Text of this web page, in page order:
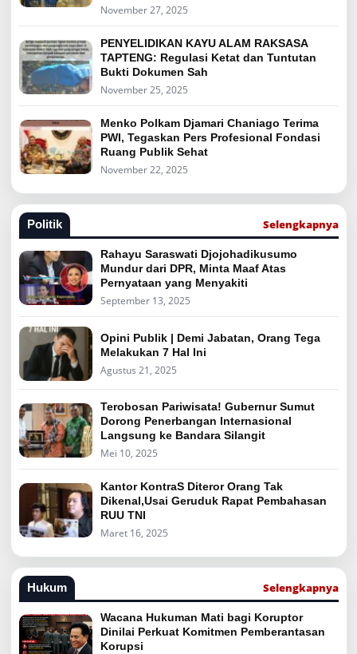
November 27, 2025
PENYELIDIKAN KAYU ALAM RAKSASA
TAPTENG: Regulasi Ketat dan Tuntutan
Bukti Dokumen Sah
November 25, 2025
Menko Polkam Djamari Chaniago Terima
PWI, Tegaskan Pers Profesional Fondasi
Ruang Publik Sehat
November 22, 2025
Politik Selengkapnya
Rahayu Saraswati Djojohadikusumo
Mundur dari DPR, Minta Maaf Atas
Pernyataan yang Menyakiti
September 13, 2025
Opini Publik | Demi Jabatan, Orang Tega
Melakukan 7 Hal Ini
Agustus 21, 2025
Terobosan Pariwisata! Gubernur Sumut
Dorong Penerbangan Internasional
Langsung ke Bandara Silangit
Mei 10, 2025
Kantor KontraS Diteror Orang Tak
Dikenal,Usai Geruduk Rapat Pembahasan
RUU TNI
Maret 16, 2025
Hukum Selengkapnya
Wacana Hukuman Mati bagi Koruptor
Dinilai Perkuat Komitmen Pemberantasan
Korupsi